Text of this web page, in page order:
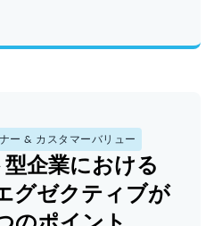
ー & カスタマーバリュー
企業における
グゼクティブが